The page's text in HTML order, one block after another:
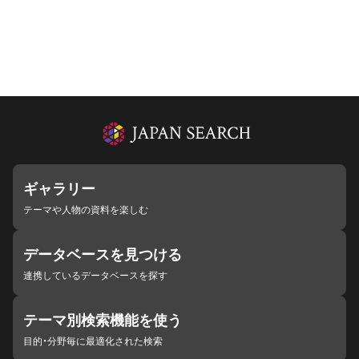
ギャラリー
テーマや人物の資料を楽しむ
データベースを見つける
連携しているデータベースを探す
テーマ別検索機能を使う
目的・分野毎に最適化された検索